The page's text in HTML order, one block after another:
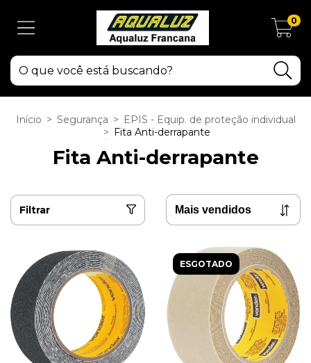
0
Início > Segurança > EPIS - Equip. de proteção individual
> Fita Anti-derrapante
Fita Anti-derrapante
Filtrar
ESGOTADO